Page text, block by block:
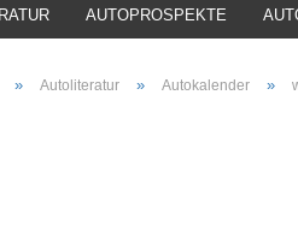
AUTOPROSPEKTE
» Autoliteratur » Autokalender »